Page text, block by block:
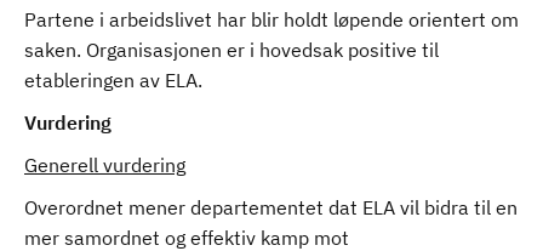
Partene i arbeidslivet har blir holdt løpende orientert om
saken. Organisasjonen er i hovedsak positive til
etableringen av ELA.
Vurdering
Generell vurdering
Overordnet mener departementet dat ELA vil bidra til en
mer samordnet og effektiv kamp mot